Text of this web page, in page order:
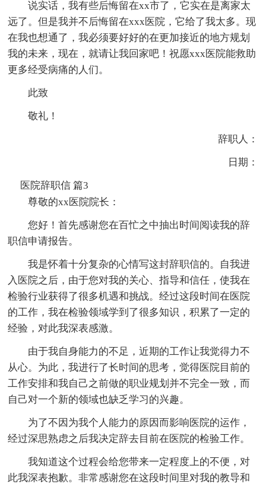
说实话，我有些后悔留在xx市了，它实在是离家太
远了。但是我并不后悔留在xxx医院，它给了我太多。现
在我也想通了，我必须要好好的在更加接近的地方规划
我的未来，现在，就请让我回家吧！祝愿xxx医院能救助
更多经受病痛的人们。
此致
敬礼！
辞职人：
日期：
医院辞职信 篇3
尊敬的xx医院院长：
您好！首先感谢您在百忙之中抽出时间阅读我的辞
职信申请报告。
我是怀着十分复杂的心情写这封辞职信的。自我进
入医院之后，由于您对我的关心、指导和信任，使我在
检验行业获得了很多机遇和挑战。经过这段时间在医院
的工作，我在检验领域学到了很多知识，积累了一定的
经验，对此我深表感激。
由于我自身能力的不足，近期的工作让我觉得力不
从心。为此，我进行了长时间的思考，觉得医院目前的
工作安排和我自己之前做的职业规划并不完全一致，而
自己对一个新的领域也缺乏学习的兴趣。
为了不因为我个人能力的原因而影响医院的运作，
经过深思熟虑之后我决定辞去目前在医院的检验工作。
我知道这个过程会给您带来一定程度上的不便，对
此我深表抱歉。非常感谢您在这段时间里对我的教导和